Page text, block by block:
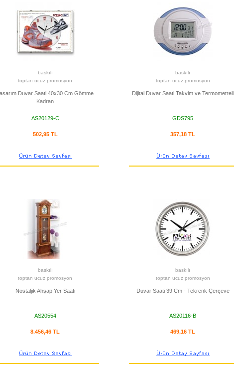
baskılı
toptan ucuz promosyon
Duvar Saati 40x30 Cm Gömme
Kadran
AS20129-C
502,95 TL
baskılı
toptan ucuz promosyon
Dijital Duvar Saati Takvim ve Termometreli
GDS795
357,18 TL
baskılı
toptan ucuz promosyon
Nostaljik Ahşap Yer Saati
AS20554
8.456,46 TL
baskılı
toptan ucuz promosyon
Duvar Saati 39 Cm - Tekrenk Çerçeve
AS20116-B
469,16 TL